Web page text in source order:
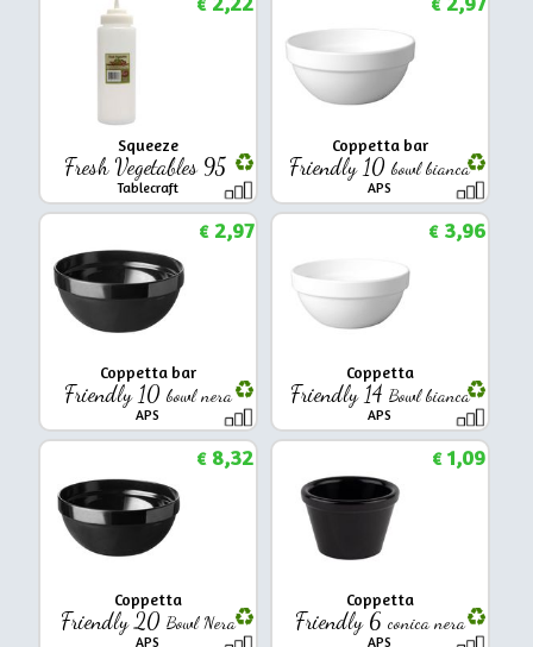
Squeeze
Fresh Vegetables 95
Tablecraft
€
Coppetta bar
Friendly 10bowl bianca
APS
€
Coppetta bar
Friendly 10 bowl nera
APS
€2,97
Coppetta
Friendly 14 Bowl bianca
APS
€3,96
Coppetta
Friendly 20 Bowl Nera
APS
€8,32
Coppetta
Friendly 6 conica nera
APS
€1,09